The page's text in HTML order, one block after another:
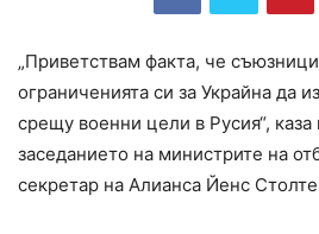
„Приветствам факта, че
ограниченията си за Украйна да
срещу военни цели в Русия“, каза
заседанието на министрите на
секретар на Алианса Йенс